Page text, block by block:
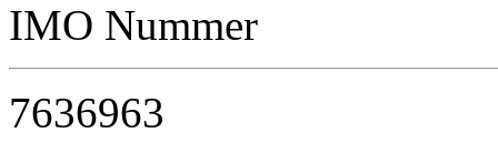
IMO Nummer
7636963